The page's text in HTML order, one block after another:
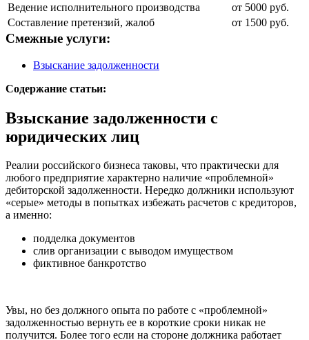
Ведение исполнительного производства
от 5000 руб.
Составление претензий, жалоб
от 1500 руб.
Смежные услуги:
Взыскание задолженности
Содержание статьи:
Взыскание задолженности с
юридических лиц
Реалии российского бизнеса таковы, что практически для
любого предприятие характерно наличие «проблемной»
дебиторской задолженности. Нередко должники используют
«серые» методы в попытках избежать расчетов с кредиторов,
а именно:
подделка документов
слив организации с выводом имуществом
фиктивное банкротство
Увы, но без должного опыта по работе с «проблемной»
задолженностью вернуть ее в короткие сроки никак не
получится. Более того если на стороне должника работает